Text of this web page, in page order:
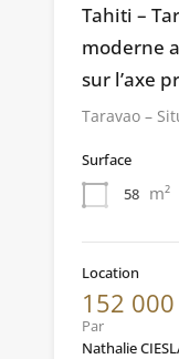
Tahiti –
moderne
sur l’axe
Taravao –
Surface
58 m²
Location
152
Par
Nathalie